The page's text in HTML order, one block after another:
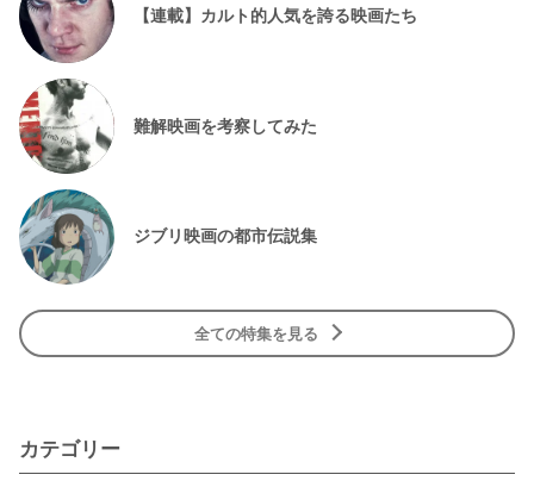
【連載】カルト的人気を誇る映画たち
難解映画を考察してみた
ジブリ映画の都市伝説集
全ての特集を見る
カテゴリー